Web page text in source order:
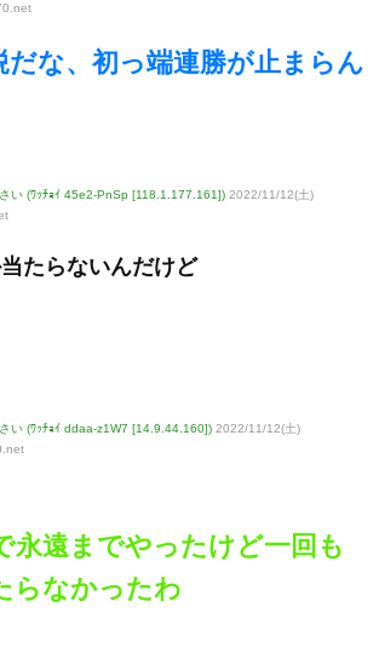
.net
だな、初っ端連勝が止まらん
い (ﾜｯﾁｮｲ 45e2-PnSp [118.1.177.161]) 2022/11/12(土)
たらないんだけど
い (ﾜｯﾁｮｲ ddaa-z1W7 [14.9.44.160]) 2022/11/12(土)
.net
永遠までやったけど一回も
らなかったわ